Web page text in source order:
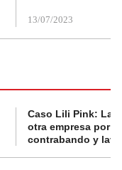
13/07/2023
Caso Lili Pink: La
otra empresa por
contrabando y